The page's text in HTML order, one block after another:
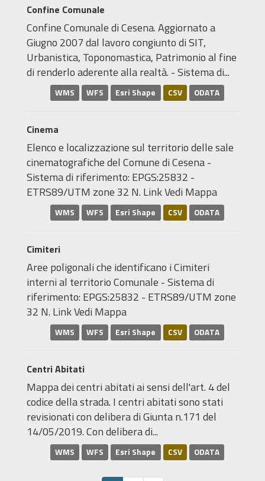
Confine Comunale
Confine Comunale di Cesena. Aggiornato a
Giugno 2007 dal lavoro congiunto di SIT,
Urbanistica, Toponomastica, Patrimonio al fine
di renderlo aderente alla realtà. - Sistema di...
WMS WFS Esri Shape CSV ODATA
Cinema
Elenco e localizzazione sul territorio delle sale
cinematografiche del Comune di Cesena -
Sistema di riferimento: EPGS:25832 -
ETRS89/UTM zone 32 N. Link Vedi Mappa
WMS WFS Esri Shape CSV ODATA
Cimiteri
Aree poligonali che identificano i Cimiteri
interni al territorio Comunale - Sistema di
riferimento: EPGS:25832 - ETRS89/UTM zone
32 N. Link Vedi Mappa
WMS WFS Esri Shape CSV ODATA
Centri Abitati
Mappa dei centri abitati ai sensi dell'art. 4 del
codice della strada. I centri abitati sono stati
revisionati con delibera di Giunta n.171 del
14/05/2019. Con delibera di...
WMS WFS Esri Shape CSV ODATA